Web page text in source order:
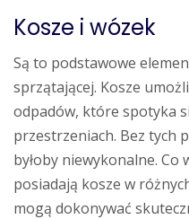
Kosze i wózek
Są to podstawowe
sprzątającej. Kosze
odpadów, które spotyka
przestrzeniach. Bez tych
byłoby niewykonalne. Co
posiadają kosze w
mogą dokonywać